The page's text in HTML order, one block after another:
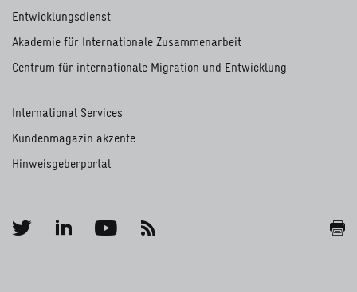
Entwicklungsdienst
Akademie für Internationale Zusammenarbeit
Centrum für internationale Migration und Entwicklung
International Services
Kundenmagazin akzente
Hinweisgeberportal